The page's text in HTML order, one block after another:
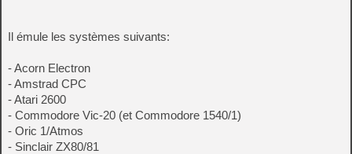
Il émule les systèmes suivants:
- Acorn Electron
- Amstrad CPC
- Atari 2600
- Commodore Vic-20 (et Commodore 1540/1)
- Oric 1/Atmos
- Sinclair ZX80/81